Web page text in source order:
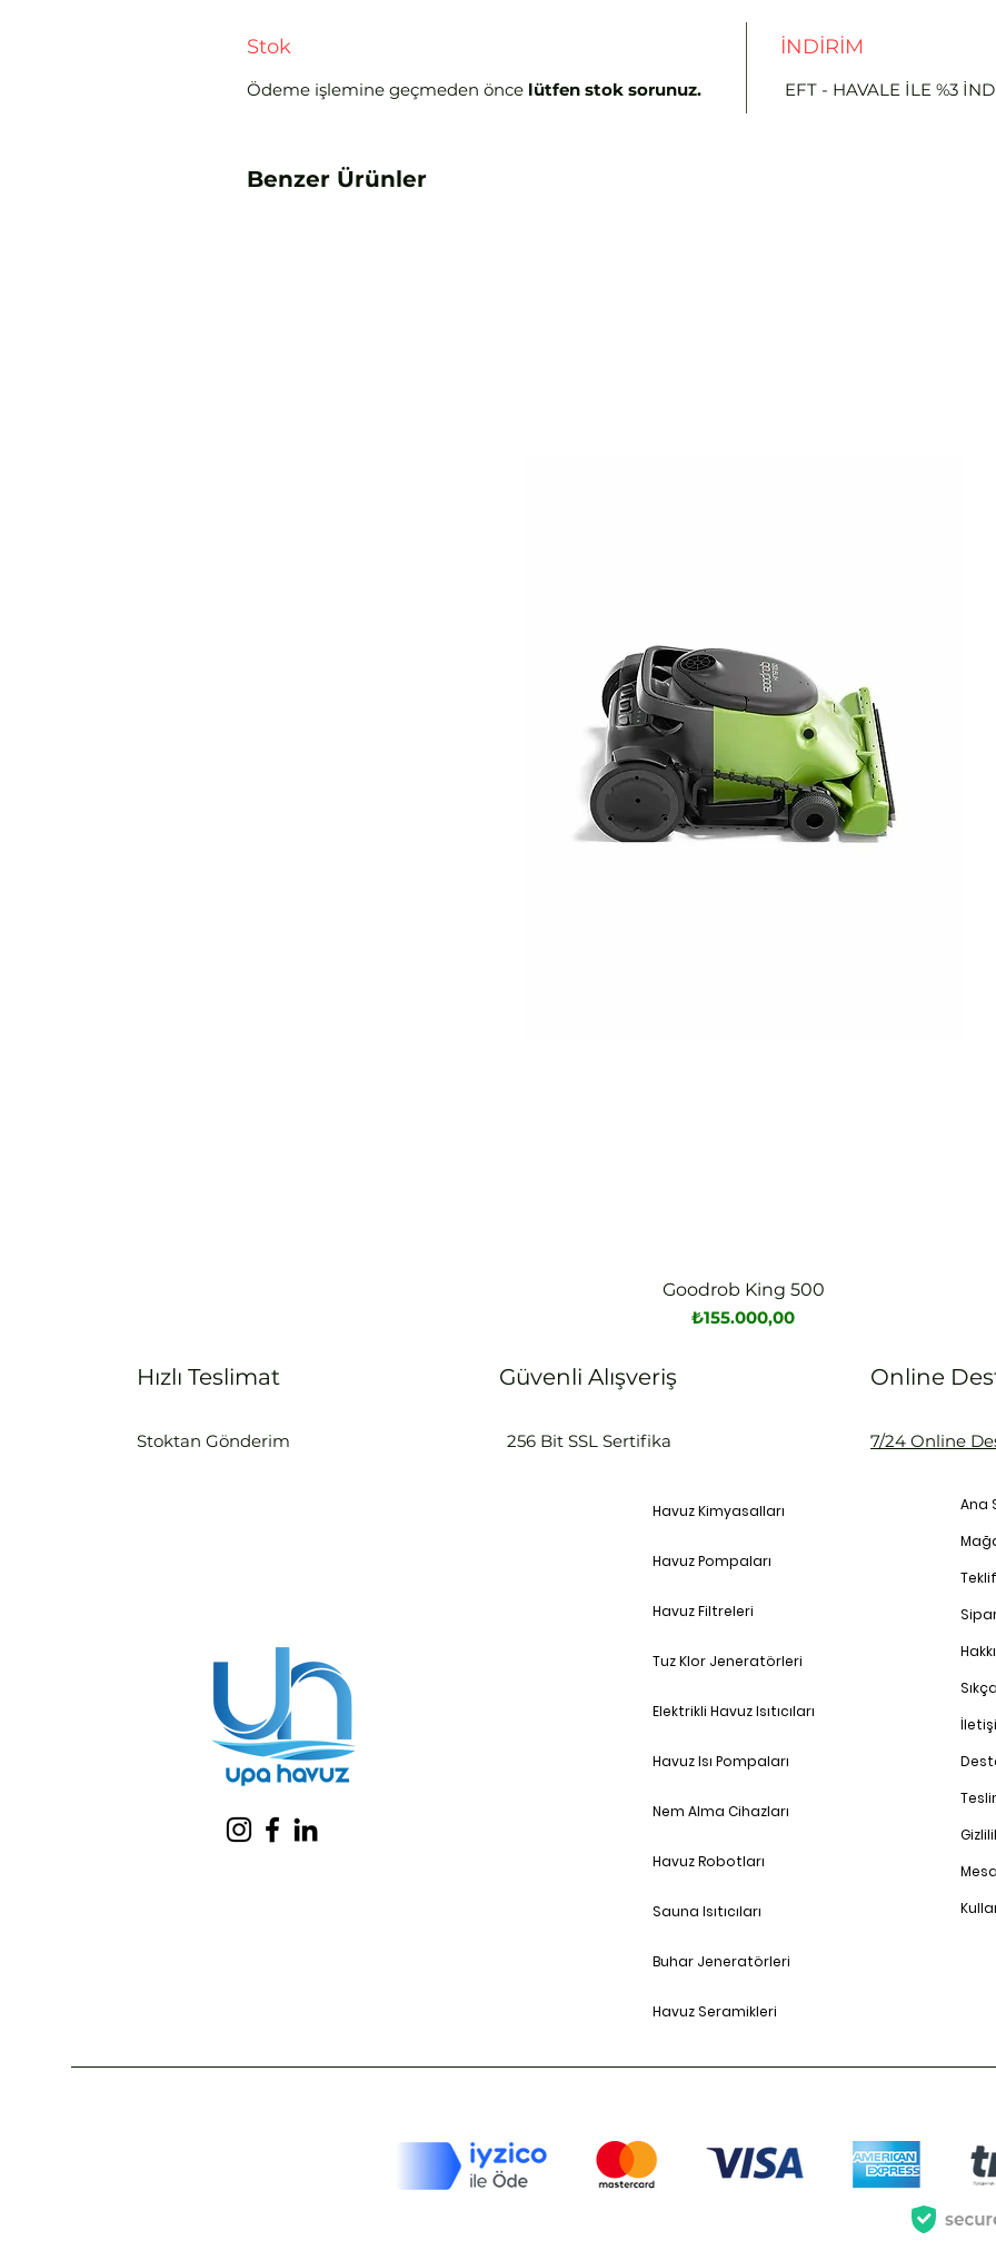
Stok
Ödeme işlemine geçmeden önce lütfen stok sorunuz.
İNDİRİM
EFT - HAVALE İLE %3
Benzer Ürünler
Hızlı Bakış
Goodrob King 500
Fiyat
₺155.000,00
Hızlı Teslimat
Stoktan Gönderim
Güvenli Alışveriş
256 Bit SSL Sertifika
Online
7/24 Online
Havuz Kimyasalları
Havuz Pompaları
Havuz Filtreleri
Tuz Klor Jeneratörleri
Elektrikli Havuz Isıtıcıları
Havuz Isı Pompaları
Nem Alma Cihazları
Havuz Robotları
Sauna Isıtıcıları
Buhar Jeneratörleri
Havuz Seramikleri
Ana